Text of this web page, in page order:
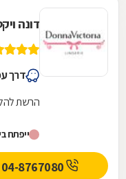
דונה
דרך עכו 192, קניון הקריון
הרשת
ייפתח
04-8767080